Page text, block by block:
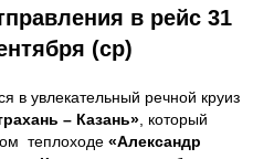
в рейс 31
(ср)
в увлекательный речной круиз
– Казань» , который
теплоходе «Александр